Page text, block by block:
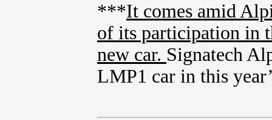
***It comes amid
of its participation in
new car. Signatech
LMP1 car in this